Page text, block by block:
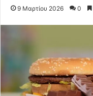
9 Μαρτίου 2026 0